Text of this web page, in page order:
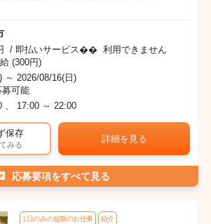
/ 即払いサービス�� 利用できません
(300円)
～ 2026/08/16(日)
可能
、 17:00 ～ 22:00
保存
みる
詳細を見る
応募要項をすべて見る
1日のみの短期のお仕事 紹介